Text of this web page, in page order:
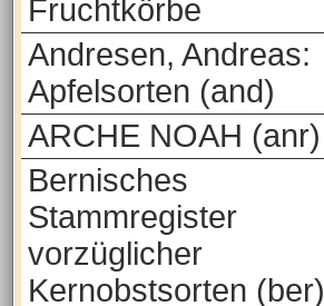
Fruchtkörbe
Andresen, Andreas:
Apfelsorten (and)
ARCHE NOAH (anr)
Bernisches
Stammregister
vorzüglicher
Kernobstsorten (ber)